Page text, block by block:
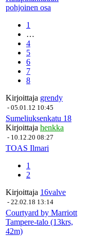
pohjoinen osa
1
…
4
5
6
7
8
Kirjoittaja grendy
- 05.01.12 10:45
Sumeliuksenkatu 18
Kirjoittaja henkka
- 10.12.20 08:27
TOAS Ilmari
1
2
Kirjoittaja 16valve
- 22.02.18 13:14
Courtyard by Marriott
Tampere-talo (13krs,
42m)